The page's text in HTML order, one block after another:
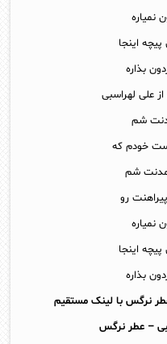
نمیاره
اینجا
بذاره
علی لهراسبی
شم
خودم که
شم
رو
نمیاره
اینجا
بذاره
نرگس با لینک مستقیم
– عطر نرگس